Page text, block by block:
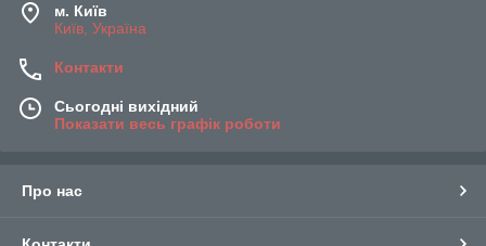
м. Київ
Київ, Україна
Контакти
Сьогодні вихідний
Показати весь графік роботи
Про нас